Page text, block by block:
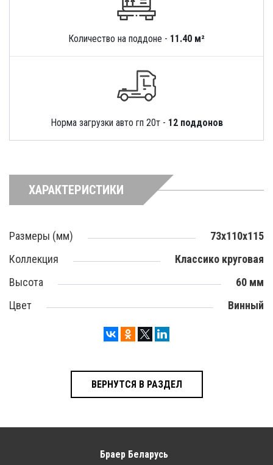
Количество на поддоне - 11.40 м²
Норма загрузки авто гп 20т - 12 поддонов
ХАРАКТЕРИСТИКИ
Размеры (мм)
73х110х115
Коллекция
Классико круговая
Высота
60 мм
Цвет
Винный
ВЕРНУТСЯ В РАЗДЕЛ
Браер Беларусь